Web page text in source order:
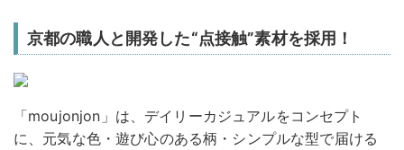
京都の職人と開発した“点接触”素材を採用！
「moujonjon」は、デイリーカジュアルをコンセプト
に、元気な色・遊び心のある柄・シンプルな型で届ける